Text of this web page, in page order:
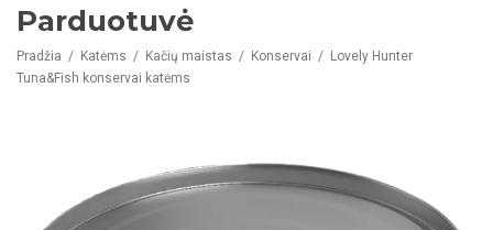
Parduotuvė
Pradžia Katėms Kačių maistas Konservai
Lovely Hunter
Tuna&Fish konservai katėms